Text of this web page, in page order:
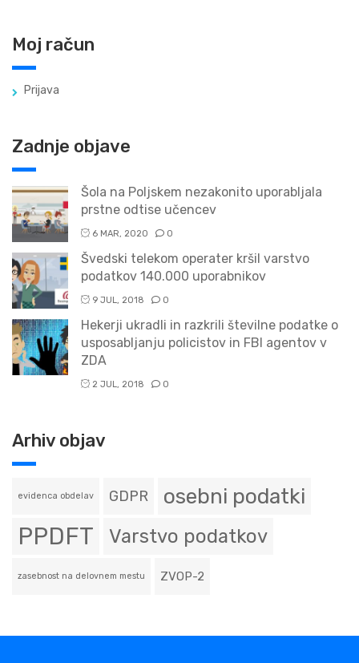
Moj račun
Prijava
Zadnje objave
Šola na Poljskem nezakonito uporabljala
prstne odtise učencev
6 MAR, 2020 0
Švedski telekom operater kršil varstvo
podatkov 140.000 uporabnikov
9 JUL, 2018 0
Hekerji ukradli in razkrili številne podatke o
usposabljanju policistov in FBI agentov v
ZDA
2 JUL, 2018 0
Arhiv objav
evidenca obdelav GDPR osebni podatki
PPDFT Varstvo podatkov
zasebnost na delovnem mestu ZVOP-2